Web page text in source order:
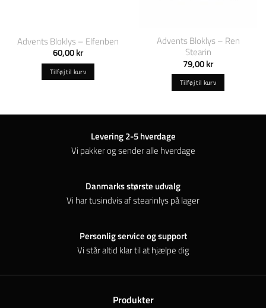
Advents Bloklys – Elfenben
60,00kr
Tilføj til kurv
Advents Bloklys – Ren
Stearin
79,00kr
Tilføj til kurv
Levering 2-5 hverdage
Vi pakker og sender alle hverdage
Danmarks største udvalg
Vi har tusindvis af stearinlys på lager
Personlig service og support
Vi står altid klar til at hjælpe dig
Produkter